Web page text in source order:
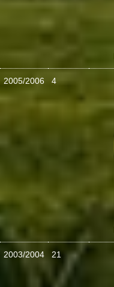
2005/2006 4
2003/2004 21